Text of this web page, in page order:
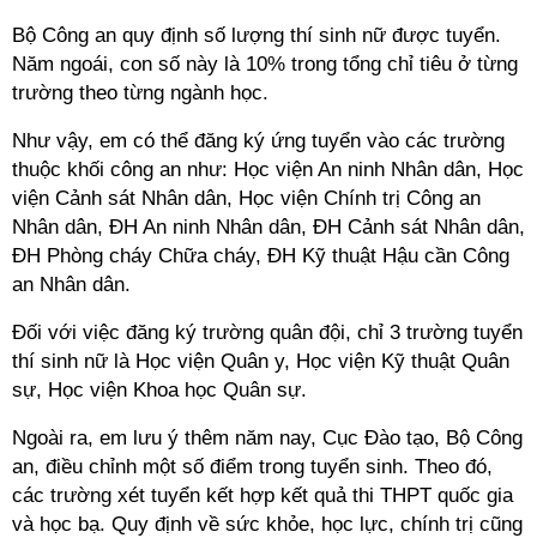
Bộ Công an quy định số lượng thí sinh nữ được tuyển.
Năm ngoái, con số này là 10% trong tổng chỉ tiêu ở từng
trường theo từng ngành học.
Như vậy, em có thể đăng ký ứng tuyển vào các trường
thuộc khối công an như: Học viện An ninh Nhân dân, Học
viện Cảnh sát Nhân dân, Học viện Chính trị Công an
Nhân dân, ĐH An ninh Nhân dân, ĐH Cảnh sát Nhân dân,
ĐH Phòng cháy Chữa cháy, ĐH Kỹ thuật Hậu cần Công
an Nhân dân.
Đối với việc đăng ký trường quân đội, chỉ 3 trường tuyển
thí sinh nữ là Học viện Quân y, Học viện Kỹ thuật Quân
sự, Học viện Khoa học Quân sự.
Ngoài ra, em lưu ý thêm năm nay, Cục Đào tạo, Bộ Công
an, điều chỉnh một số điểm trong tuyển sinh. Theo đó,
các trường xét tuyển kết hợp kết quả thi THPT quốc gia
và học bạ. Quy định về sức khỏe, học lực, chính trị cũng